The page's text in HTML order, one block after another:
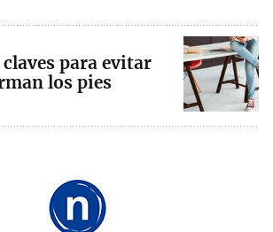
para evitar
los pies